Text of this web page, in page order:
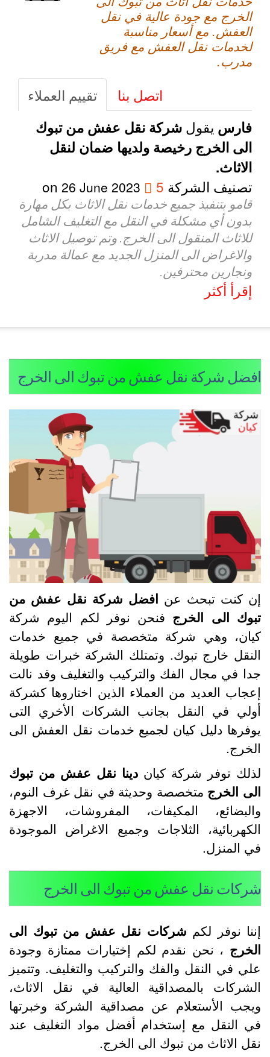
الخرج مع جودة عالية في نقل
العفش. مع أسعار مناسبة
لخدمات نقل العفش مع فريق
مدرب.
تقييم العملاء
اتصل بنا
فارسيقولشركة نقل عفش من تبوك
الى الخرج رخيصة ولديها ضمان لنقل
الاثاث.
تصنيف الشركة5
26 June 2023
قامو بتنفيذ جميع خدمات نقل الاثاث بكل مهارة
بدون أي مشكلة في النقل مع التغليف الشامل
للاثاث المنقول الى الخرج. وتم توصيل الاثاث
والاغراض الى المنزل الجديد مع عمالة مدربة
ونجارين محترفين.
إقرأ أكثر
شركة نقل عفش من تبوك الى الخرج
كنت تبحث عنافضل شركة نقل عفش من
الى الخرجفنحن نوفر لكم اليوم شركة
وهي شركة متخصصة في جميع خدمات
خارج تبوك. وتمتلك الشركة خبرات طويلة
في مجال الفك والتركيب والتغليف وقد نالت
العديد من العملاء الذين اختاروها كشركة
في النقل بجانب الشركات الأخري التى
دليل كيان لجميع خدمات نقل العفش الى
توفر شركة كياندينا نقل عفش من تبوك
الخرجمتخصصة وحديثة في نقل غرف النوم،
المكيفات، المفروشات، الاجهزة
الثلاجات وجميع الاغراض الموجودة
المنزل.
نقل عفش من تبوك الى الخرج
نوفر لكمشركات نقل عفش من تبوك الى
، نحن نقدم لكم إختيارات ممتازة وجودة
في النقل والفك والتركيب والتغليف. وتتميز
بالمصداقية العالية في نقل الاثاث،
الأستعلام عن مصداقية الشركة وخبرتها
النقل مع إستخدام أفضل مواد التغليف عند
الاثاث من تبوك الى الخرج.